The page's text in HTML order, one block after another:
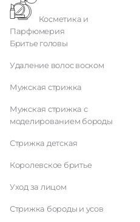
Парфюмерия
Бритье головы
Удаление волос воском
Мужская стрижка
Мужская стрижка с
моделированием бороды
Стрижка детская
Королевское бритье
Уход за лицом
Стрижка бороды и усов